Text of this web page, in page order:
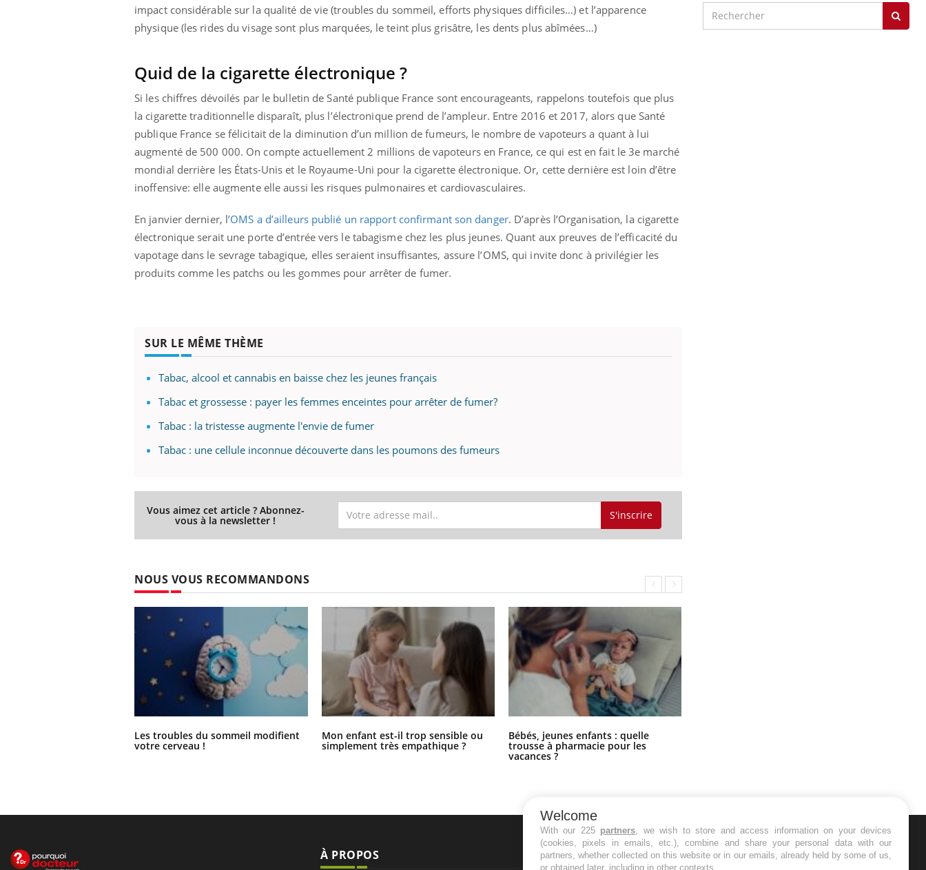
impact considérable sur la qualité de vie (troubles du sommeil, efforts physiques difficiles…) et l’apparence
physique (les rides du visage sont plus marquées, le teint plus grisâtre, les dents plus abîmées…)
Quid de la cigarette électronique ?
Si les chiffres dévoilés par le bulletin de Santé publique France sont encourageants, rappelons toutefois que plus
la cigarette traditionnelle disparaît, plus l’électronique prend de l’ampleur. Entre 2016 et 2017, alors que Santé
publique France se félicitait de la diminution d’un million de fumeurs, le nombre de vapoteurs a quant à lui
augmenté de 500 000. On compte actuellement 2 millions de vapoteurs en France, ce qui est en fait le 3e marché
mondial derrière les États-Unis et le Royaume-Uni pour la cigarette électronique. Or, cette dernière est loin d’être
inoffensive: elle augmente elle aussi les risques pulmonaires et cardiovasculaires.
En janvier dernier, l’OMS a d’ailleurs publié un rapport confirmant son danger. D’après l’Organisation, la cigarette
électronique serait une porte d’entrée vers le tabagisme chez les plus jeunes. Quant aux preuves de l’efficacité du
vapotage dans le sevrage tabagique, elles seraient insuffisantes, assure l’OMS, qui invite donc à privilégier les
produits comme les patchs ou les gommes pour arrêter de fumer.
SUR LE MÊME THÈME
Tabac, alcool et cannabis en baisse chez les jeunes français
Tabac et grossesse : payer les femmes enceintes pour arrêter de fumer?
Tabac : la tristesse augmente l'envie de fumer
Tabac : une cellule inconnue découverte dans les poumons des fumeurs
Vous aimez cet article ? Abonnez-
vous à la newsletter ! S'inscrire
NOUS VOUS RECOMMANDONS
Les troubles du sommeil modifient
votre cerveau !
Mon enfant est-il trop sensible ou
simplement très empathique ?
Bébés, jeunes enfants : quelle
trousse à pharmacie pour les
vacances ?
À PROPOS NEWSLETTER
Welcome
With our 225 partners, we wish to store and access information on your devices
(cookies, pixels in emails, etc.), combine and share your personal data with our
partners, whether collected on this website or in our emails, already held by some of us,
or obtained later, including in other contexts.